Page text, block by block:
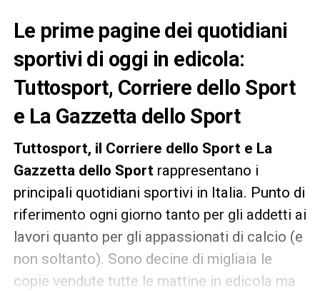
Le prime pagine dei quotidiani
sportivi di oggi in edicola:
Tuttosport, Corriere dello Sport
e La Gazzetta dello Sport
Tuttosport, il Corriere dello Sport e La
Gazzetta dello Sportrappresentano i
principali quotidiani sportivi in Italia. Punto di
riferimento ogni giorno tanto per gli addetti ai
lavori quanto per gli appassionati di calcio (e
non soltanto). Sono decine di migliaia le
copie vendute tutte le mattine in edicola ma